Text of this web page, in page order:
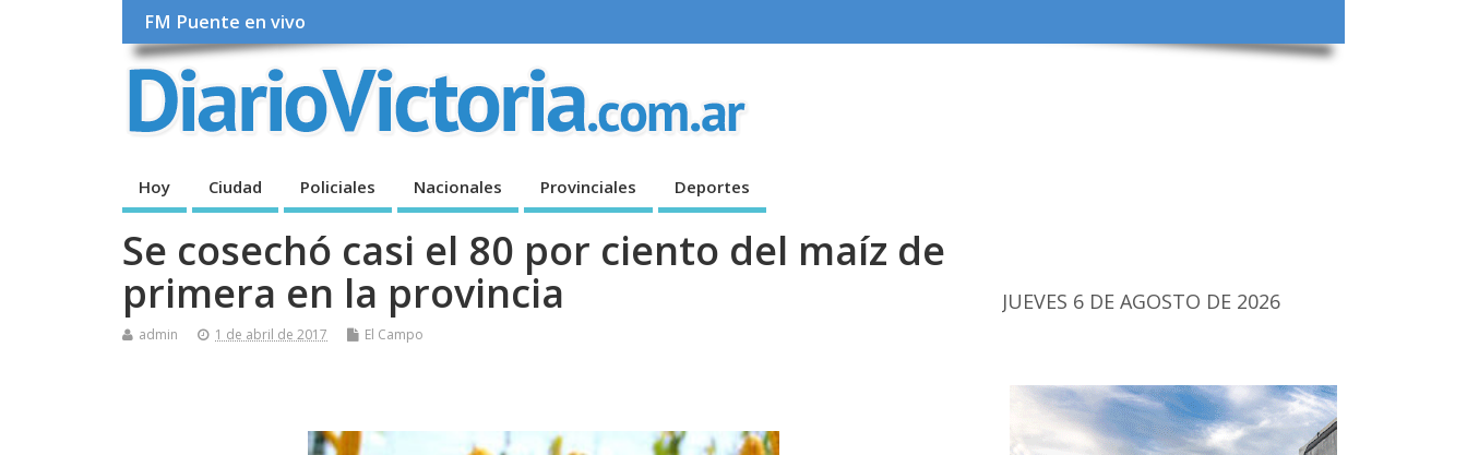
FM Puente en vivo
Hoy Ciudad Policiales Nacionales Provinciales Deportes
Se cosechó casi el 80 por ciento del maíz de
primera en la provincia
admin 1 de abril de 2017 El Campo
JUEVES 6 DE AGOSTO DE 2026